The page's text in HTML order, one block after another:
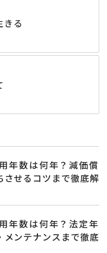
きる
年数は何年？減価償
させるコツまで徹底解
年数は何年？法定年
メンテナンスまで徹底